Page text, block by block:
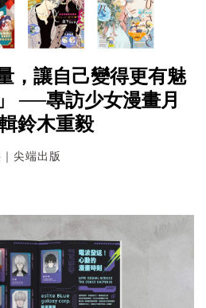
，讓自己變得更有魅
──專訪少女漫畫月
鈴木重毅
尖端出版